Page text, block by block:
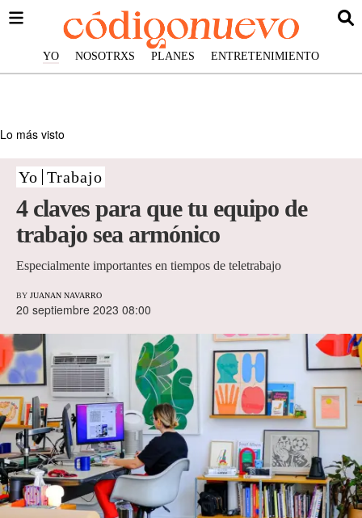
YO NOSOTRXS PLANES ENTRETENIMIENTO
Lo más visto
Yo Trabajo
4 claves para que tu equipo de
trabajo sea armónico
Especialmente importantes en tiempos de teletrabajo
BY JUANAN NAVARRO
20 septiembre 2023 08:00